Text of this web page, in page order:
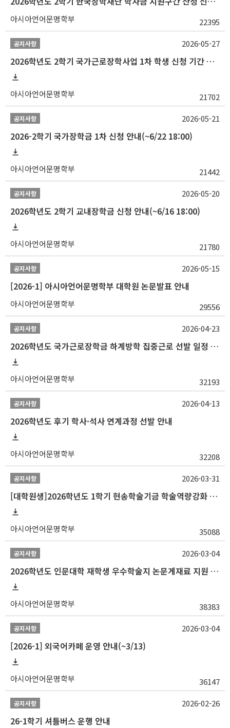
아시아언어문명학부 22395
공지사항
2026학년도 2학기 국가근로장학사업 1차 학생 신청 기간 안내
아시아언어문명학부 21702
2026-05-27
공지사항
2026-2학기 국가장학금 1차 신청 안내(~6/22 18:00)
아시아언어문명학부 21442
2026-05-21
공지사항
2026학년도 2학기 교내장학금 신청 안내(~6/16 18:00)
아시아언어문명학부 21780
2026-05-20
공지사항
[2026-1] 아시아언어문명학부 대학원 논문발표 안내
아시아언어문명학부 29556
2026-05-15
공지사항
2026학년도 국가근로장학금 하계방학 집중근로 선발 일정 안내
아시아언어문명학부 32193
2026-04-23
공지사항
2026학년도 후기 학사·석사 연계과정 선발 안내
아시아언어문명학부 32208
2026-04-13
공지사항
[대학원생]2026학년도 1학기 현송학술기금 학술역량강화 사업 안내
아시아언어문명학부 35088
2026-03-31
공지사항
2026학년도 인문대학 재학생 우수학술지 논문게재료 지원 안내
아시아언어문명학부 38383
2026-03-04
공지사항
[2026-1] 외국어카페 운영 안내(~3/13)
아시아언어문명학부 36147
2026-03-04
공지사항
26-1학기 셔틀버스 운행 안내
2026-02-26